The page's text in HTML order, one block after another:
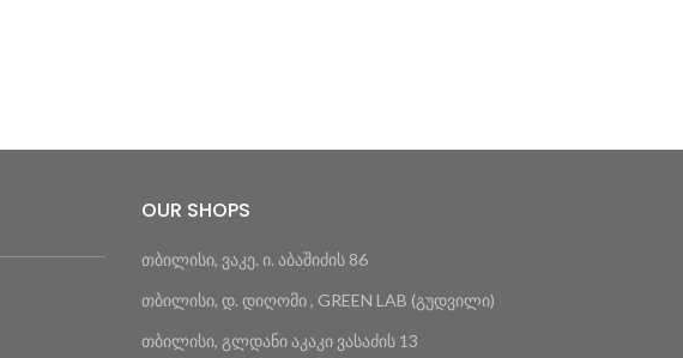
OUR SHOPS
თბილისი, ვაკე. ი. აბაშიძის 86
თბილისი, დ. დიღომი , GREEN LAB (გუდვილი)
თბილისი, გლდანი აკაკი ვასაძის 13